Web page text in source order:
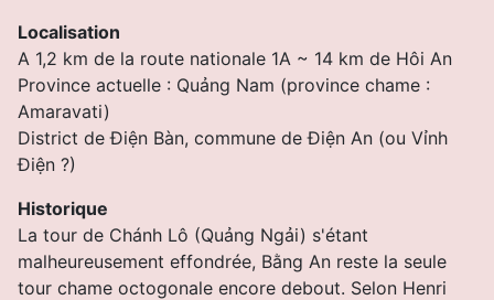
Localisation
A 1,2 km de la route nationale 1A ~ 14 km de Hôi An
Province actuelle : Quảng Nam (province chame :
Amaravati)
District de Ðiện Bàn, commune de Ðiện An (ou Vỉnh
Ðiện ?)
Historique
La tour de Chánh Lô (Quảng Ngải) s'étant
malheureusement effondrée, Bằng An reste la seule
tour chame octogonale encore debout. Selon Henri